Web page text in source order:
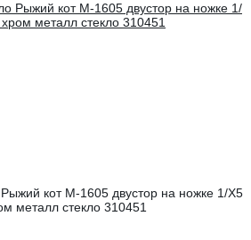
кот M-1605 двустор на ножке 1/Х5
металл стекло 310451